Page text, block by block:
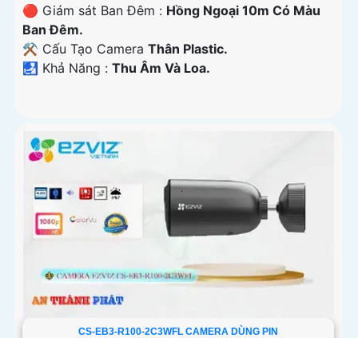
🔴 Giám sát Ban Đêm : Hồng Ngoại 10m Có Màu
Ban Ðêm.
⚒ Cấu Tạo Camera Thân Plastic.
️🛃 Khả Năng : Thu Âm Và Loa.
CS-EB3-R100-2C3WFL CAMERA DÙNG PIN